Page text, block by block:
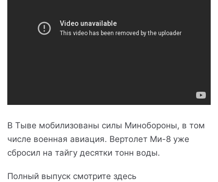
В Тыве мобилизованы силы Минобороны, в том
числе военная авиация. Вертолет Ми-8 уже
сбросил на тайгу десятки тонн воды.
Полный выпуск смотрите здесь